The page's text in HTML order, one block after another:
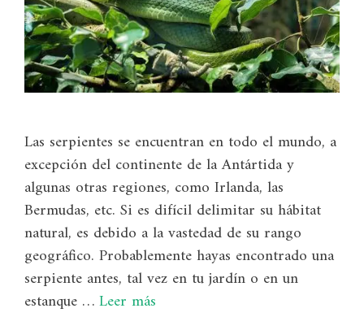
Las serpientes se encuentran en todo el mundo, a
excepción del continente de la Antártida y
algunas otras regiones, como Irlanda, las
Bermudas, etc. Si es difícil delimitar su hábitat
natural, es debido a la vastedad de su rango
geográfico. Probablemente hayas encontrado una
serpiente antes, tal vez en tu jardín o en un
estanque …Leer más